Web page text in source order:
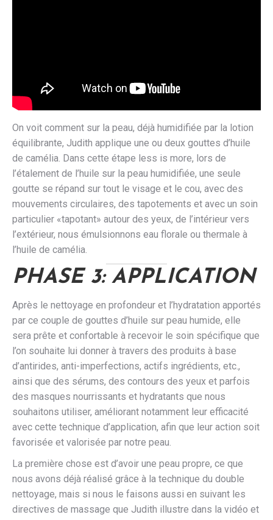
On voit comment sur la peau, déjà humidifiée par la lotion
équilibrante, Judith applique une ou deux gouttes d’huile
de camélia. Dans cette étape less is more, lors de
l’étalement de l’huile sur la peau humidifiée, une seule
goutte se répand sur tout le visage et le cou, avec des
mouvements circulaires, des tapotements et avec un soin
particulier «tapotant» autour des yeux, de l’intérieur vers
l’extérieur, nous émulsionnons eau florale ou thermale à
l’huile de camélia.
PHASE 3: APPLICATION
Après le nettoyage en profondeur et l’hydratation apportés
par ce couple de gouttes d’huile sur peau humide, elle
sera prête et confortable à recevoir le soin spécifique que
l’on souhaite lui donner à travers des produits à base
d’antirides, anti-imperfections, actifs ingrédients, etc.,
ainsi que des sérums, des contours des yeux et parfois
des masques nourrissants et hydratants que nous
souhaitons utiliser, améliorant notamment leur efficacité
avec cette technique d’application, afin que leur action soit
favorisée et valorisée par notre peau.
La première chose est d’avoir une peau propre, ce que
nous avons déjà réalisé grâce à la technique du double
nettoyage, mais si nous le faisons aussi en suivant les
directives de massage que Judith illustre dans la vidéo et